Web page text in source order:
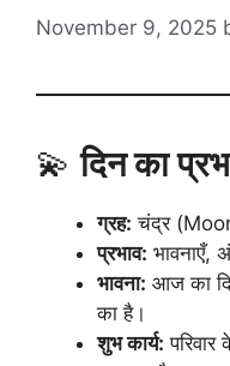
November 9, 2025
💫दिन का
ग्रह: चंद्र
प्रभाव: भावनाएँ,
भावना: आज का
का है।
शुभ कार्य: